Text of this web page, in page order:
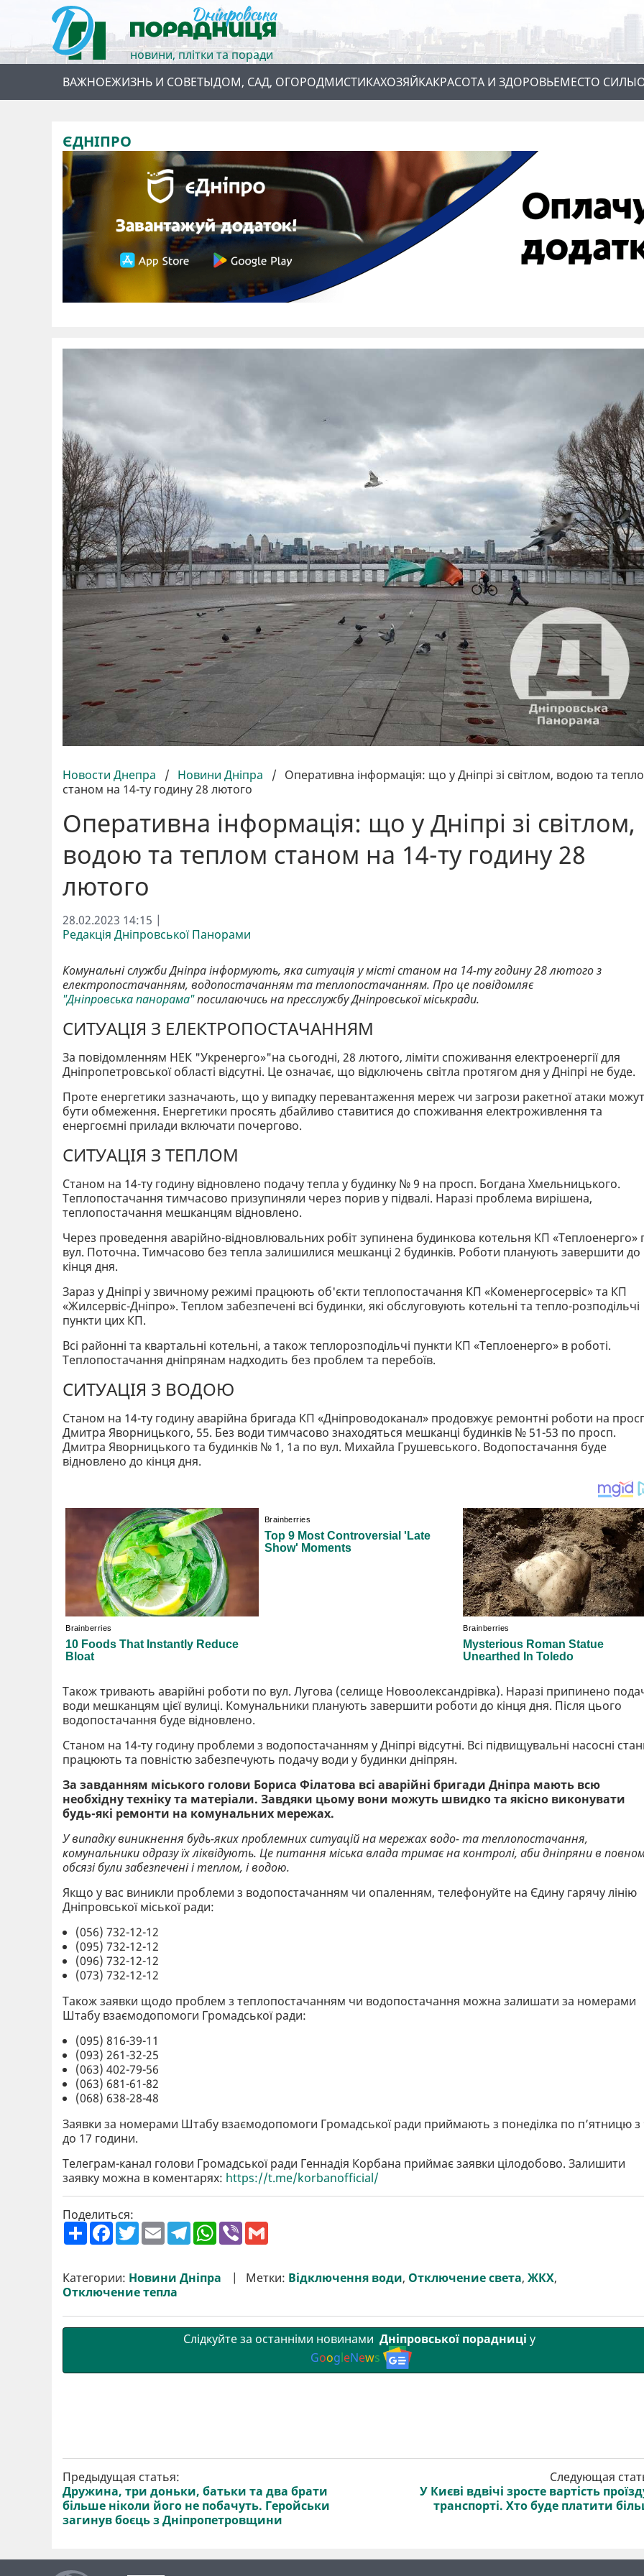
новини, плітки та поради
ВАЖНОЕЖИЗНЬ И СОВЕТЫДОМ, САД, ОГОРОДМИСТИКАХОЗЯЙКАКРАСОТА И ЗДОРОВЬЕМЕСТО СИЛЫ
ЄДНІПРО
Новости Днепра / Новини Дніпра / Оперативна інформація: що у Дніпрі зі світлом, водою та
станом на 14-ту годину 28 лютого
Оперативна інформація: що у Дніпрі зі світлом,
водою та теплом станом на 14-ту годину 28
лютого
28.02.2023 14:15 |
Редакція Дніпровської Панорами
Комунальні служби Дніпра інформують, яка ситуація у місті станом на 14-ту годину 28 лютого з
електропостачанням, водопостачанням та теплопостачанням. Про це повідомляє
"Дніпровська панорама"посилаючись на пресслужбу Дніпровської міськради.
СИТУАЦІЯ З ЕЛЕКТРОПОСТАЧАННЯМ
За повідомленням НЕК "Укренерго»"на сьогодні, 28 лютого, ліміти споживання електроенергії для
Дніпропетровської області відсутні. Це означає, що відключень світла протягом дня у Дніпрі не буде.
Проте енергетики зазначають, що у випадку перевантаження мереж чи загрози ракетної атаки
бути обмеження. Енергетики просять дбайливо ставитися до споживання електроживлення та
енергоємні прилади включати почергово.
СИТУАЦІЯ З ТЕПЛОМ
Станом на 14-ту годину відновлено подачу тепла у будинку № 9 на просп. Богдана Хмельницького.
Теплопостачання тимчасово призупиняли через порив у підвалі. Наразі проблема вирішена,
теплопостачання мешканцям відновлено.
Через проведення аварійно-відновлювальних робіт зупинена будинкова котельня КП «Теплоенерго»
вул. Поточна. Тимчасово без тепла залишилися мешканці 2 будинків. Роботи планують завершити до
кінця дня.
Зараз у Дніпрі у звичному режимі працюють об'єкти теплопостачання КП «Коменергосервіс» та КП
«Жилсервіс-Дніпро». Теплом забезпечені всі будинки, які обслуговують котельні та тепло-розподільчі
пункти цих КП.
Всі районні та квартальні котельні, а також теплорозподільчі пункти КП «Теплоенерго» в роботі.
Теплопостачання дніпрянам надходить без проблем та перебоїв.
СИТУАЦІЯ З ВОДОЮ
Станом на 14-ту годину аварійна бригада КП «Дніпроводоканал» продовжує ремонтні роботи на
Дмитра Яворницького, 55. Без води тимчасово знаходяться мешканці будинків № 51-53 по просп.
Дмитра Яворницького та будинків № 1, 1а по вул. Михайла Грушевського. Водопостачання буде
відновлено до кінця дня.
Також тривають аварійні роботи по вул. Лугова (селище Новоолександрівка). Наразі припинено
води мешканцям цієї вулиці. Комунальники планують завершити роботи до кінця дня. Після цього
водопостачання буде відновлено.
Станом на 14-ту годину проблеми з водопостачанням у Дніпрі відсутні. Всі підвищувальні насосні
працюють та повністю забезпечують подачу води у будинки дніпрян.
За завданням міського голови Бориса Філатова всі аварійні бригади Дніпра мають всю
необхідну техніку та матеріали. Завдяки цьому вони можуть швидко та якісно виконувати
будь-які ремонти на комунальних мережах.
У випадку виникнення будь-яких проблемних ситуацій на мережах водо- та теплопостачання,
комунальники одразу їх ліквідують. Це питання міська влада тримає на контролі, аби дніпряни в
обсязі були забезпечені і теплом, і водою.
Якщо у вас виникли проблеми з водопостачанням чи опаленням, телефонуйте на Єдину гарячу лінію
Дніпровської міської ради:
(056) 732-12-12
(095) 732-12-12
(096) 732-12-12
(073) 732-12-12
Також заявки щодо проблем з теплопостачанням чи водопостачання можна залишати за номерами
Штабу взаємодопомоги Громадської ради:
(095) 816-39-11
(093) 261-32-25
(063) 402-79-56
(063) 681-61-82
(068) 638-28-48
Заявки за номерами Штабу взаємодопомоги Громадської ради приймають з понеділка по п’ятницю з
до 17 години.
Телеграм-канал голови Громадської ради Геннадія Корбана приймає заявки цілодобово. Залишити
заявку можна в коментарях: https://t.me/korbanofficial/
Поделиться:
П
о
р
и
т
F
a
b
o
o
T
w
t
e
r
E
m
l
T
e
g
r
W
h
s
A
V
r l
Категории: Новини Дніпра Метки: Відключення води, Отключение света, ЖКХ,
Отключение тепла
Слідкуйте за останніми новинами Дніпровської порадниці у
GoogleNews
Предыдущая статья:
Дружина, три доньки, батьки та два брати
більше ніколи його не побачуть. Геройськи
загинув боєць з Дніпропетровщини
Следующая
У Києві вдвічі зросте вартість
транспорті. Хто буде платити